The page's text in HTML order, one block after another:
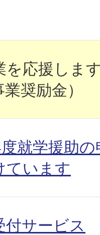
を応援しま
奨励金）
就学援助の
ています
付サービス